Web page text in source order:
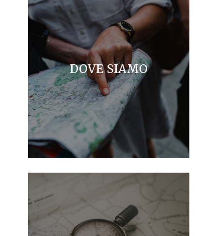
DOVE SIAMO